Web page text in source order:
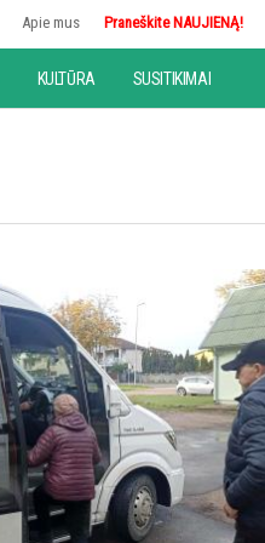
Apie mus Praneškite NAUJIENĄ!
KULTŪRA SUSITIKIMAI